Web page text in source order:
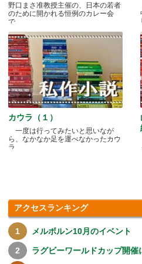
野口まさ准教授主催の、日本の若者
のために開かれる恒例のカレー会
で.....
カウラ（１）
一度は行ってみたいと思いなが
ら、なかなか足を運べなかったカウ
ラ.....
アクセスランキング
メルボルン10月のイベント
ラグビーワールドカップ開催